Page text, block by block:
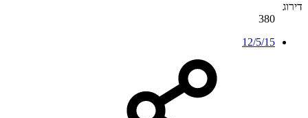
דירוג
380
12/5/15